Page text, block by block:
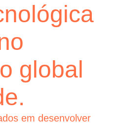
global
em desenvolver